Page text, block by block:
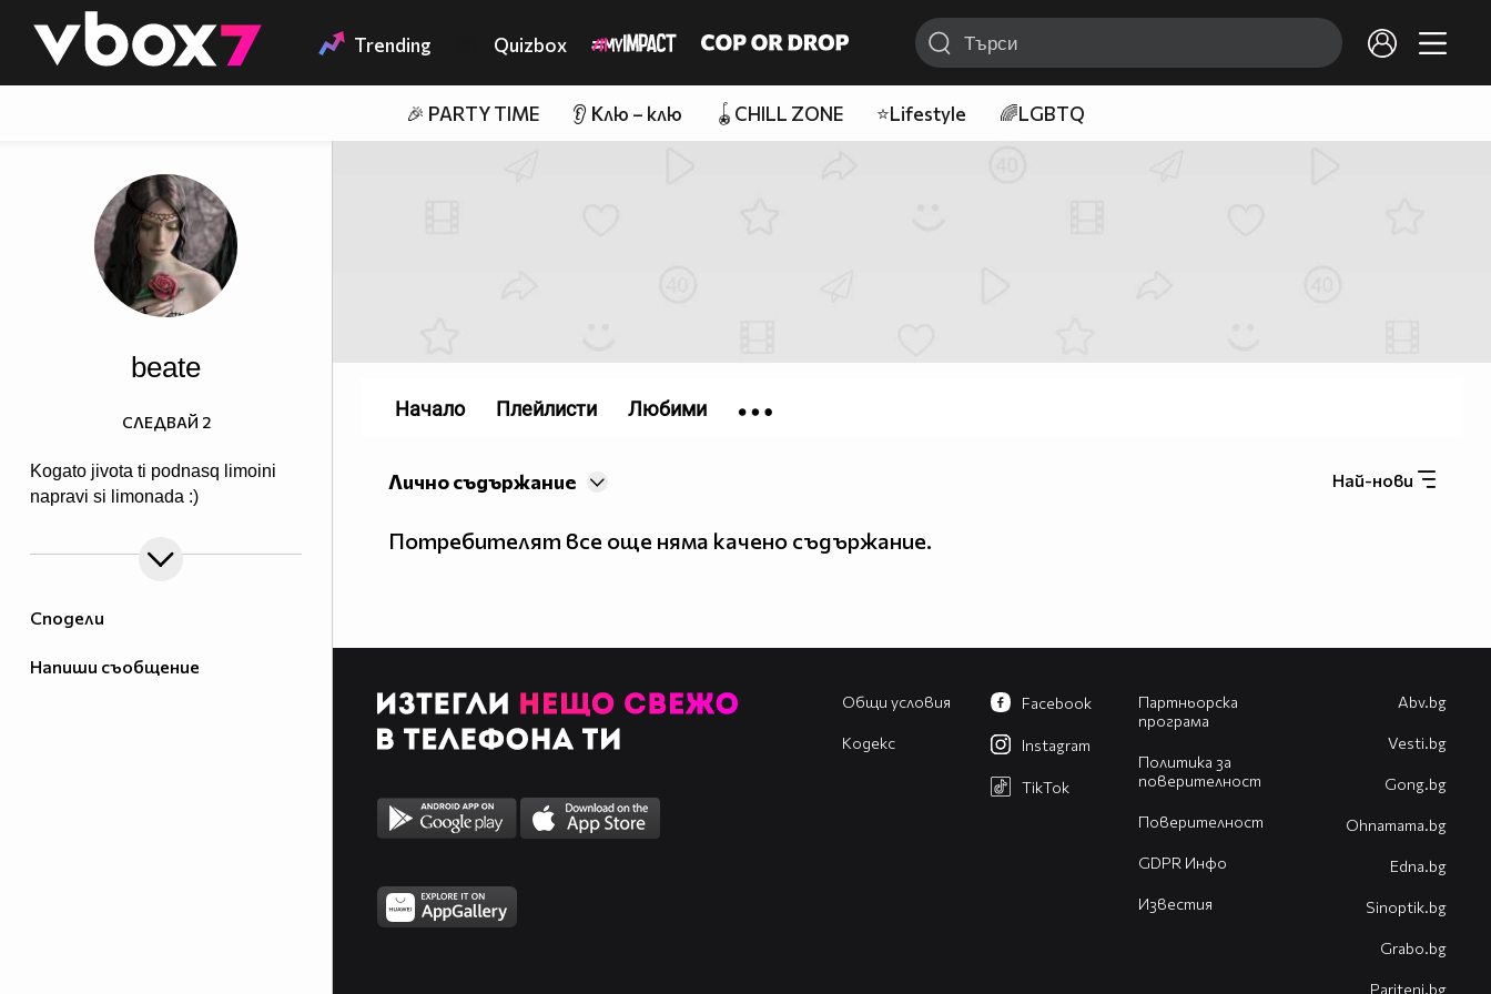
👾 Trending Quizbox
🎉 PARTY TIME 👂 Клю – клю 🪀CHILL ZONE ⭐Lifestyle 🌈LGBTQ
Сподели
Напиши съобщение
beate
Kogato jivota ti podnasq limoini
napravi si limonada :)
СЛЕДВАЙ 2
Най-нови
Лично съдържание
Потребителят все още няма качено съдържание.
Начало Плейлисти Любими
Общи условия
Кодекс
Партньорска
програма
Политика за
поверителност
Поверителност
GDPR Инфо
Известия
Facebook
Instagram
TikTok
Abv.bg
Vesti.bg
Gong.bg
Оhnamama.bg
Edna.bg
Sinoptik.bg
Grabo.bg
Pariteni.bg